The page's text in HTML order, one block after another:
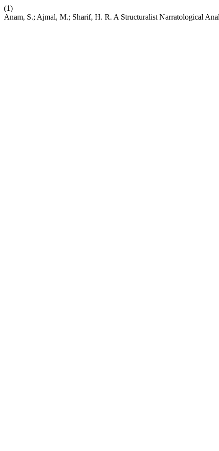
(1)
Anam, S.; Ajmal, M.; Sharif, H. R. A Structuralist Narratological